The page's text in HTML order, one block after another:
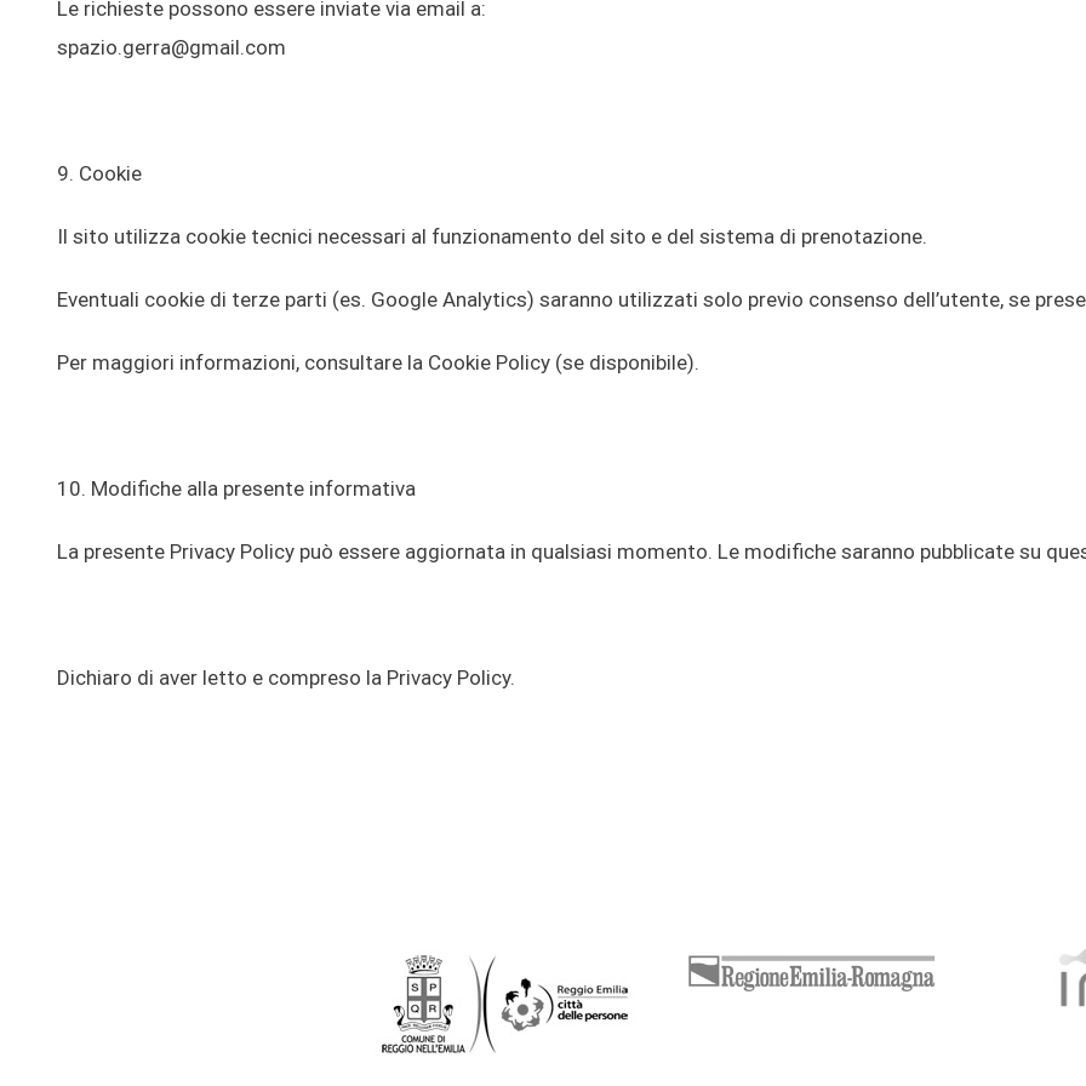
Le richieste possono essere inviate via email a:
spazio.gerra@gmail.com
9. Cookie
Il sito utilizza cookie tecnici necessari al funzionamento del sito e del sistema di prenotazione.
Eventuali cookie di terze parti (es. Google Analytics) saranno utilizzati solo previo consenso dell’utente, se
Per maggiori informazioni, consultare la Cookie Policy (se disponibile).
10. Modifiche alla presente informativa
La presente Privacy Policy può essere aggiornata in qualsiasi momento. Le modifiche saranno pubblicate su
Dichiaro di aver letto e compreso la Privacy Policy.